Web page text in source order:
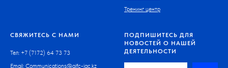
Тренинг центр
СВЯЖИТЕСЬ С НАМИ
Тел: +7 (7172) 64 73 73
Email: Communications@aifc-iac.kz
ПОДПИШИТЕСЬ ДЛЯ
НОВОСТЕЙ О НАШЕЙ
ДЕЯТЕЛЬНОСТИ